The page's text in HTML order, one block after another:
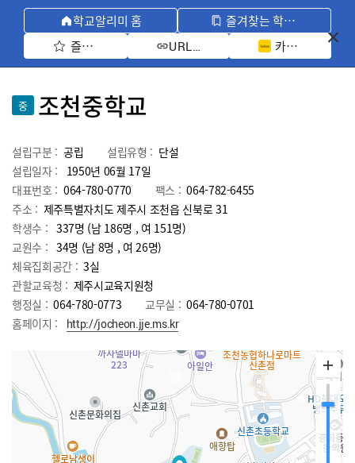
학교알리미 홈
즐겨찾는 학교 모아보기
즐겨찾기 선택
URL 복사 카카오톡 공유
중 조천중학교
설립구분 : 공립 설립유형 : 단설
설립일자 :
1950년 06월 17일
대표번호 : 064-780-0770 팩스 : 064-782-6455
주소 : 제주특별자치도 제주시 조천읍 신북로 31
학생수 : 337명 (남 186명 , 여 151명)
교원수 : 34명 (남 8명 , 여26명)
체육집회공간 : 3실
관할교육청 : 제주시교육지원청
행정실 : 064-780-0773 교무실 : 064-780-0701
홈페이지 :
http://jocheon.jje.ms.kr